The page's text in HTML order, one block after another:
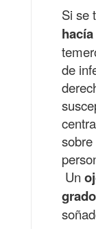
Si se
de
Un